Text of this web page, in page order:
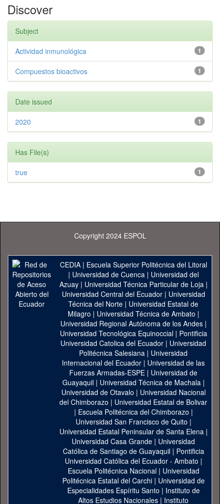
Discover
Subject
1
Actividad inmunológica
1
Compuestos bioactivos
Date issued
1
2020
Has File(s)
1
true
Copyright 2024 ESPOL
CEDIA| Escuela Superior Politécnica del Litoral
| Universidad de Cuenca| Universidad del
Azuay| Universidad Técnica Particular de Loja|
Universidad Central del Ecuador| Universidad
Técnica del Norte | Universidad Estatal de
Milagro | Universidad Técnica de Ambato |
Universidad Regional Autónoma de los Andes|
Universidad Tecnológica Equinoccial| Pontificia
Universidad Catolica del Ecuador | Universidad
Politécnica Salesiana | Universidad
Internacional del Ecuador | Universidad de las
Fuerzas Armadas-ESPE | Universidad de
Guayaquil| Universidad Técnica de Machala|
Universidad de Otavalo | Universidad Nacional
del Chimborazo | Universidad Estatal de Bolivar
| Escuela Politécnica del Chimborazo |
Universidad San Francisco de Quito |
Universidad Estatal Peninsular de Santa Elena|
Universidad Casa Grande | Universidad
Católica de Santiago de Guayaquil| Pontificia
Universidad Católica del Ecuador - Ambato |
Escuela Politécnica Nacional| Universidad
Politécnica Estatal del Carchi| Universidad de
Especialidades Espíritu Santo | Instituto de
Altos Estudios Nacionales | Instituto